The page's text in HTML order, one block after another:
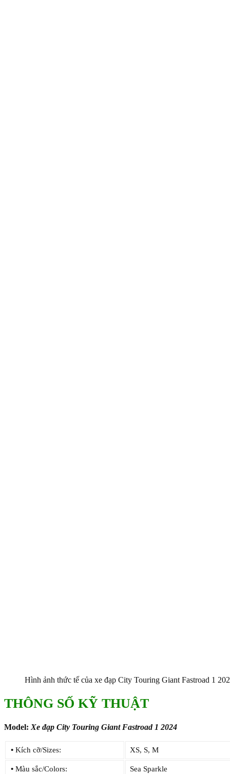
Hình ảnh thức tế của xe đạp City Touring Giant Fastroad 1
THÔNG SỐ KỸ THUẬT
Model: Xe đạp City Touring Giant Fastroad 1 2024
• Kích cỡ/Sizes: XS, S, M
• Màu sắc/Colors: Sea Sparkle